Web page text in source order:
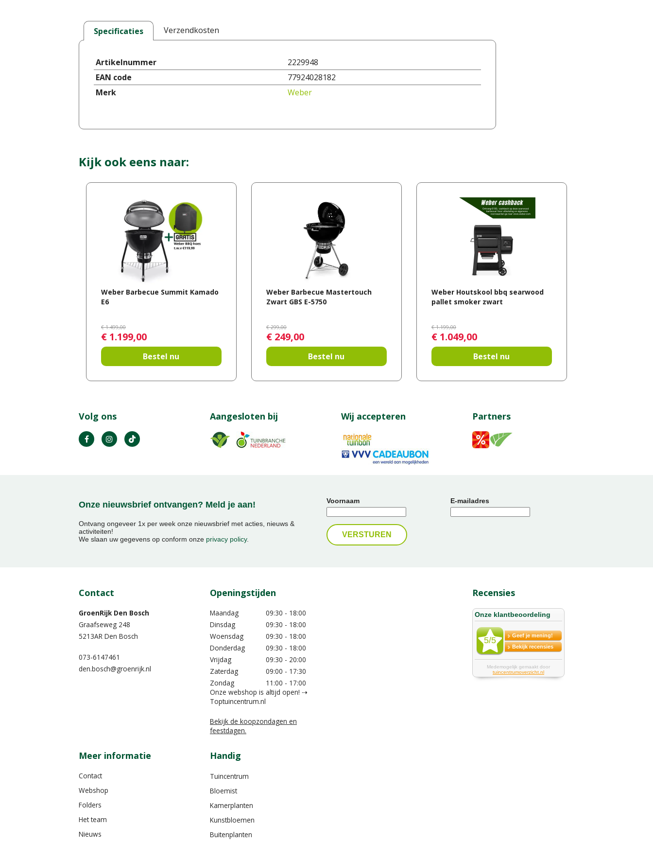
Specificaties Verzendkosten
Artikelnummer
2229948
EAN code
77924028182
Merk
Weber
Kijk ook eens naar:
Weber Barbecue Summit Kamado
E6
€ 1.499,00
€ 1.199,00
Bestel nu
Weber Barbecue Mastertouch
Zwart GBS E-5750
€ 299,00
€ 249,00
Bestel nu
Weber Houtskool bbq searwood
pallet smoker zwart
€ 1.199,00
€ 1.049,00
Bestel nu
Volg ons Aangesloten bij Wij accepteren Partners
Onze nieuwsbrief ontvangen? Meld je aan!
Ontvang ongeveer 1x per week onze nieuwsbrief met acties, nieuws &
activiteiten!
We slaan uw gegevens op conform onze privacy policy.
Voornaam E-mailadres
Contact
GroenRijk Den Bosch
Graafseweg 248
5213AR Den Bosch
073-6147461
den.bosch@groenrijk.nl
Openingstijden
Maandag
09:30 - 18:00
Dinsdag
09:30 - 18:00
Woensdag
09:30 - 18:00
Donderdag
09:30 - 18:00
Vrijdag
09:30 - 20:00
Zaterdag
09:00 - 17:30
Zondag
11:00 - 17:00
Onze webshop is altijd open! ⇢
Toptuincentrum.nl
Bekijk de koopzondagen en
feestdagen.
Recensies
Meer informatie
Contact
Webshop
Folders
Het team
Nieuws
Handig
Tuincentrum
Bloemist
Kamerplanten
Kunstbloemen
Buitenplanten